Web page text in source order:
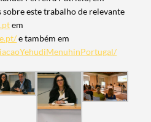
sobre este trabalho de relevante
em
e também em